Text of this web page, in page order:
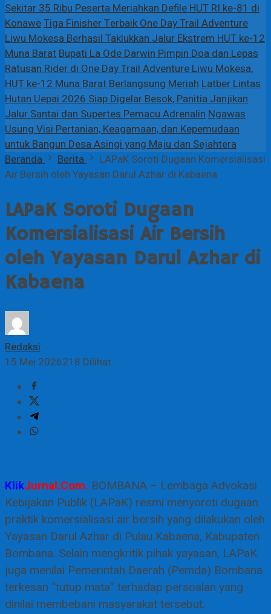
Sekitar 35 Ribu Peserta Meriahkan Defile HUT RI ke-81 di
KonaweTiga Finisher Terbaik One Day Trail Adventure
Liwu Mokesa Berhasil Taklukkan Jalur Ekstrem HUT ke-12
Muna BaratBupati La Ode Darwin Pimpin Doa dan Lepas
Ratusan Rider di One Day Trail Adventure Liwu Mokesa,
HUT ke-12 Muna Barat Berlangsung MeriahLatber Lintas
Hutan Uepai 2026 Siap Digelar Besok, Panitia Janjikan
Jalur Santai dan Supertes Pemacu AdrenalinNgawas
Usung Visi Pertanian, Keagamaan, dan Kepemudaan
untuk Bangun Desa Asingi yang Maju dan Sejahtera
Beranda
Berita
LAPaK Soroti Dugaan Komersialisasi
Air Bersih oleh Yayasan Darul Azhar di Kabaena
LAPaK Soroti Dugaan
Komersialisasi Air Bersih
oleh Yayasan Darul Azhar di
Kabaena
Redaksi
15 Mei 2026218 Dilihat
KlikJurnal.Com. BOMBANA – Lembaga Advokasi
Kebijakan Publik (LAPaK) resmi menyoroti dugaan
praktik komersialisasi air bersih yang dilakukan oleh
Yayasan Darul Azhar di Pulau Kabaena, Kabupaten
Bombana. Selain mengkritik pihak yayasan, LAPaK
juga menilai Pemerintah Daerah (Pemda) Bombana
terkesan “tutup mata” terhadap persoalan yang
dinilai membebani masyarakat tersebut.